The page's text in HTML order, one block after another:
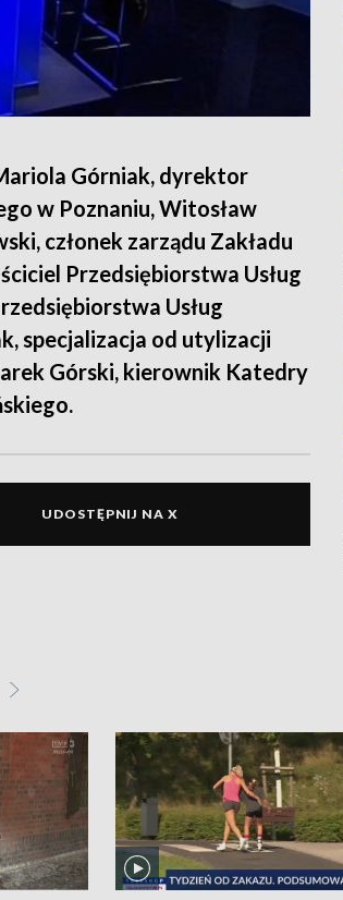
Górniak, dyrektor
w Poznaniu, Witosław
członek zarządu Zakładu
Przedsiębiorstwa Usług
Usług
specjalizacja od utylizacji
Górski, kierownik Katedry
UDOSTĘPNIJ NA X